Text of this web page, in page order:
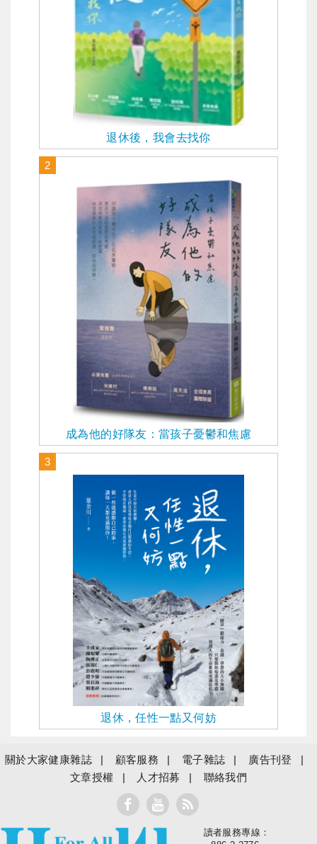
退休後，我會去找你
2
成為他的好隊友：當孩子憂鬱和焦慮
3
退休，任性一點又何妨
關於大家健康雜誌 顧客服務 電子雜誌
廣告刊登
文章授權
人才招募 聯絡我們
大家健康
讀者服務專線：